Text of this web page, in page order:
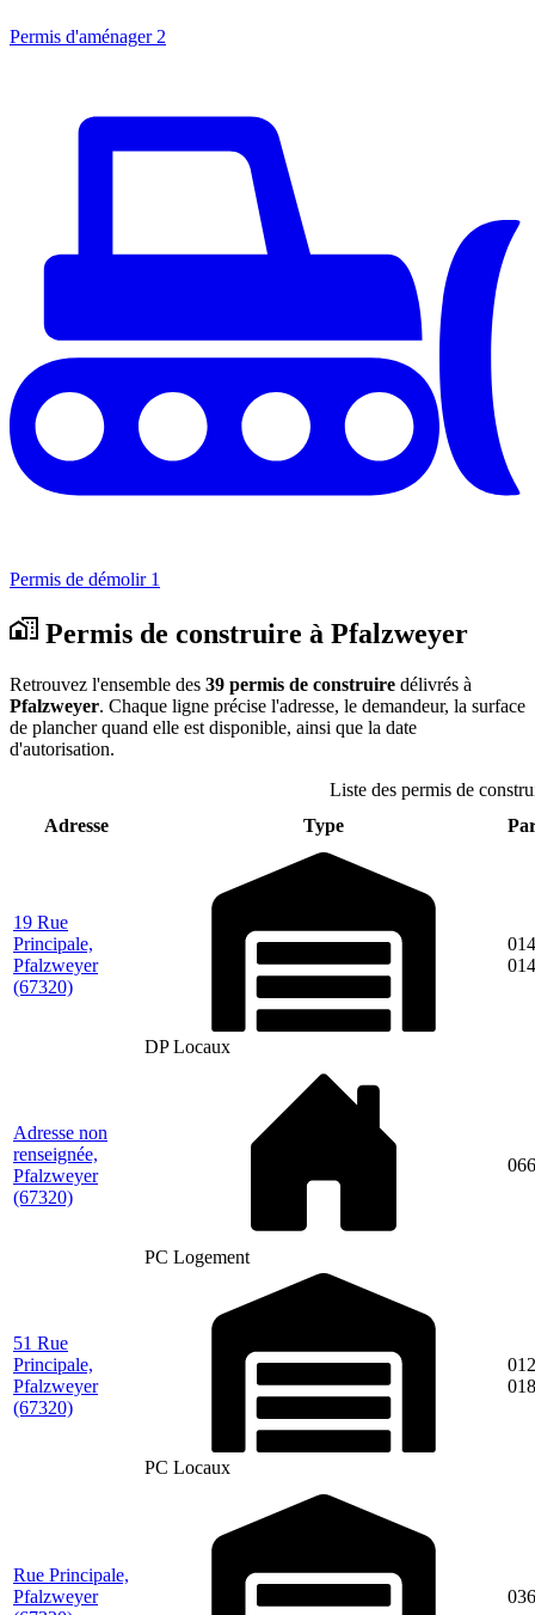
Permis d'aménager 2
Permis de démolir 1
Permis de construire à Pfalzweyer
Retrouvez l'ensemble des 39 permis de construire délivrés à
Pfalzweyer. Chaque ligne précise l'adresse, le demandeur, la surface
de plancher quand elle est disponible, ainsi que la date
d'autorisation.
Liste des permis de
Adresse
Type
19 Rue
Principale,
Pfalzweyer
(67320)
DP Locaux
Adresse non
renseignée,
Pfalzweyer
(67320)
PC Logement
51 Rue
Principale,
Pfalzweyer
(67320)
PC Locaux
Rue Principale,
Pfalzweyer